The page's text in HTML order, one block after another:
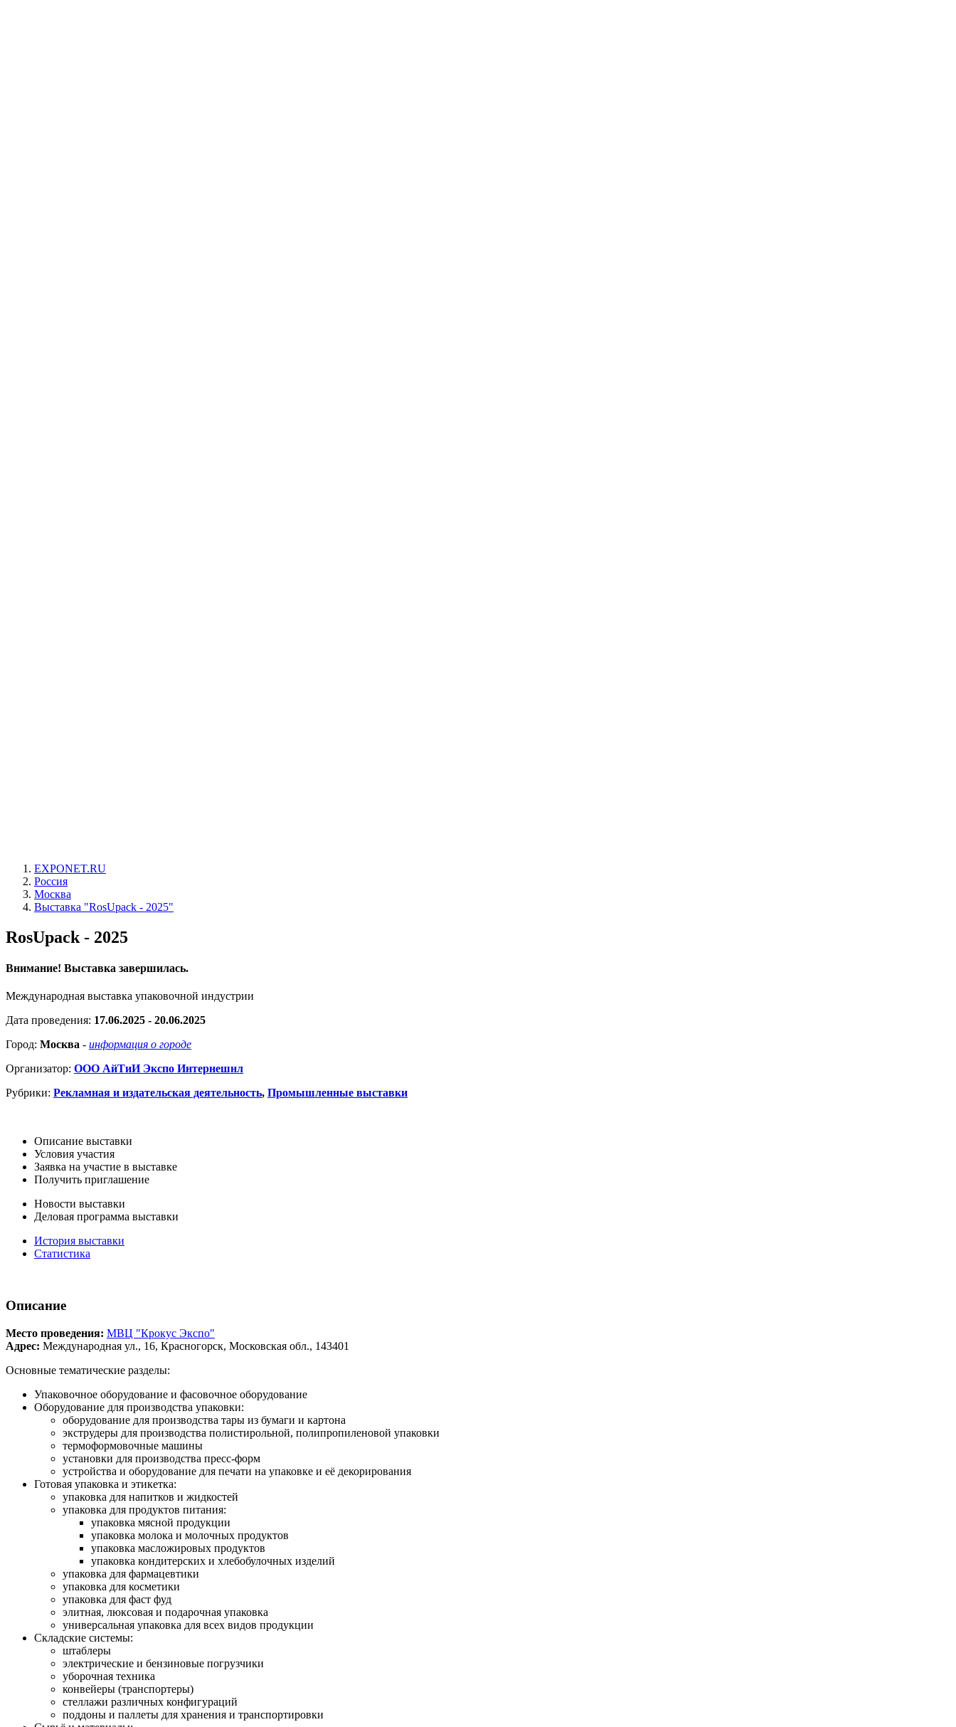
EXPONET.RU
Россия
Москва
Выставка "RosUpack - 2025"
RosUpack - 2025
Внимание! Выставка завершилась.
Международная выставка упаковочной индустрии
Дата проведения: 17.06.2025 - 20.06.2025
Город: Москва - информация о городе
Организатор: ООО АйТиИ Экспо Интернешнл
Рубрики: Рекламная и издательская деятельность, Промышленные выставки
Описание выставки
Условия участия
Заявка на участие в выставке
Получить приглашение
Новости выставки
Деловая программа выставки
История выставки
Статистика
Описание
Место проведения: МВЦ "Крокус Экспо"
Адрес: Международная ул., 16, Красногорск, Московская обл., 143401
Основные тематические разделы:
Упаковочное оборудование и фасовочное оборудование
Оборудование для производства упаковки:
оборудование для производства тары из бумаги и картона
экструдеры для производства полистирольной, полипропиленовой упаковки
термоформовочные машины
установки для производства пресс-форм
устройства и оборудование для печати на упаковке и её декорирования
Готовая упаковка и этикетка:
упаковка для напитков и жидкостей
упаковка для продуктов питания:
упаковка мясной продукции
упаковка молока и молочных продуктов
упаковка масложировых продуктов
упаковка кондитерских и хлебобулочных изделий
упаковка для фармацевтики
упаковка для косметики
упаковка для фаст фуд
элитная, люксовая и подарочная упаковка
универсальная упаковка для всех видов продукции
Складские системы:
штаблеры
электрические и бензиновые погрузчики
уборочная техника
конвейеры (транспортеры)
стеллажи различных конфигураций
поддоны и паллеты для хранения и транспортировки